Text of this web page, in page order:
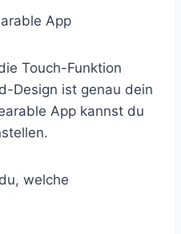
App
Touch-Funktion
Design ist genau dein
App kannst du
welche